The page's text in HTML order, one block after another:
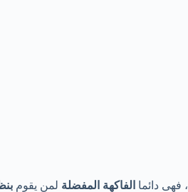
، فهى دائما الفاكهة المفضلة لمن يقوم